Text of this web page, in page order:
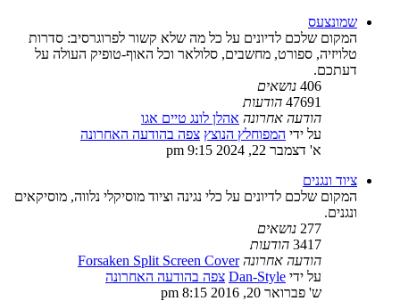
שמונצעס
המקום שלכם לדיונים על כל מה שלא קשור לפרוגרסיב: סדרות
טלויזיה, ספורט, מחשבים, סלולאר וכל האוף-טופיק העולה על
דעתכם.
406 נושאים
47691 הודעות
הודעה אחרונה אהלן לונג טיים אגו
על ידי המפוחלץ הנוצץ צפה בהודעה האחרונה
א' דצמבר 22, 2024 9:15 pm
ציוד ונגנים
המקום שלכם לדיונים על כלי נגינה וציוד מוסיקלי נלווה, מוסיקאים
ונגנים.
277 נושאים
3417 הודעות
הודעה אחרונה Forsaken Split Screen Cover
על ידי Dan-Style צפה בהודעה האחרונה
ש' פברואר 20, 2016 8:15 pm